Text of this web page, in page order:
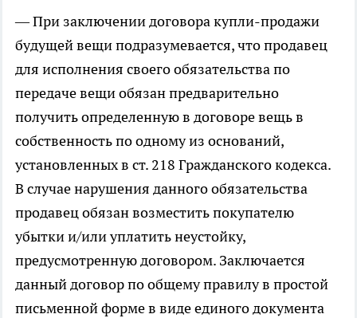
— При заключении договора купли-продажи
будущей вещи подразумевается, что продавец
для исполнения своего обязательства по
передаче вещи обязан предварительно
получить определенную в договоре вещь в
собственность по одному из оснований,
установленных в ст. 218 Гражданского кодекса.
В случае нарушения данного обязательства
продавец обязан возместить покупателю
убытки и/или уплатить неустойку,
предусмотренную договором. Заключается
данный договор по общему правилу в простой
письменной форме в виде единого документа